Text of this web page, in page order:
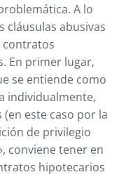
A lo
cláusulas abusivas
contratos
En primer lugar,
se entiende como
individualmente,
este caso por la
de privilegio
conviene tener en
hipotecarios